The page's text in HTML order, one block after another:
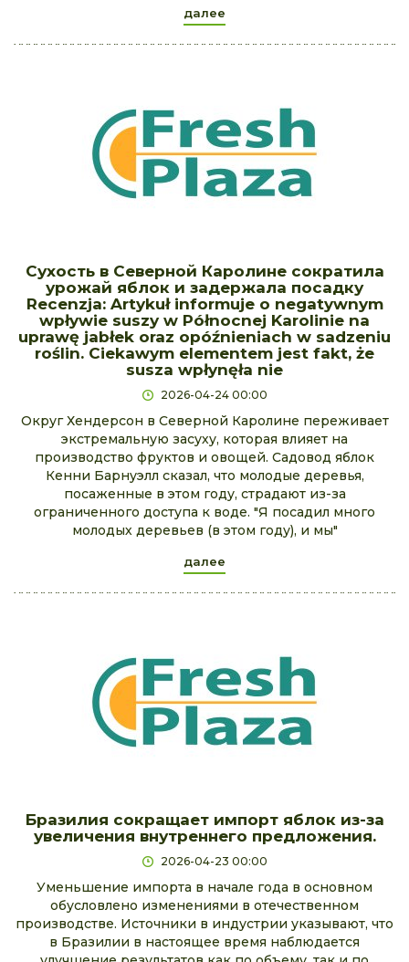
далее
Сухость в Северной Каролине сократила
урожай яблок и задержала посадку
Recenzja: Artykuł informuje o negatywnym
wpływie suszy w Północnej Karolinie na
uprawę jabłek oraz opóźnieniach w sadzeniu
roślin. Ciekawym elementem jest fakt, że
susza wpłynęła nie
2026-04-24 00:00
Округ Хендерсон в Северной Каролине переживает
экстремальную засуху, которая влияет на
производство фруктов и овощей. Садовод яблок
Кенни Барнуэлл сказал, что молодые деревья,
посаженные в этом году, страдают из-за
ограниченного доступа к воде. "Я посадил много
молодых деревьев (в этом году), и мы"
далее
Бразилия сокращает импорт яблок из-за
увеличения внутреннего предложения.
2026-04-23 00:00
Уменьшение импорта в начале года в основном
обусловлено изменениями в отечественном
производстве. Источники в индустрии указывают, что
в Бразилии в настоящее время наблюдается